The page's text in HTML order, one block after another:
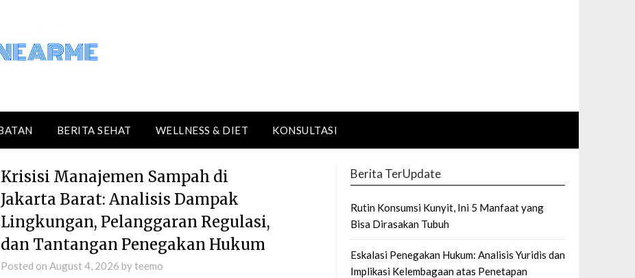
BERITA SEHAT WELLNESS & DIET KONSULTASI
Krisisi Manajemen Sampah di
Jakarta Barat: Analisis Dampak
Lingkungan, Pelanggaran Regulasi,
dan Tantangan Penegakan Hukum
Posted on August 4, 2026 byteemo
Berita TerUpdate
Rutin Konsumsi Kunyit, Ini 5 Manfaat yang
Bisa Dirasakan Tubuh
Eskalasi Penegakan Hukum: Analisis Yuridis dan
Implikasi Kelembagaan atas Penetapan